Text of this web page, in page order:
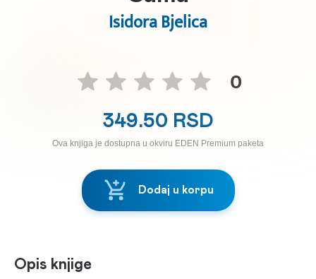
Isidora Bjelica
0
349.50 RSD
Ova knjiga je dostupna u okviru EDEN Premium paketa
Dodaj u korpu
Opis knjige